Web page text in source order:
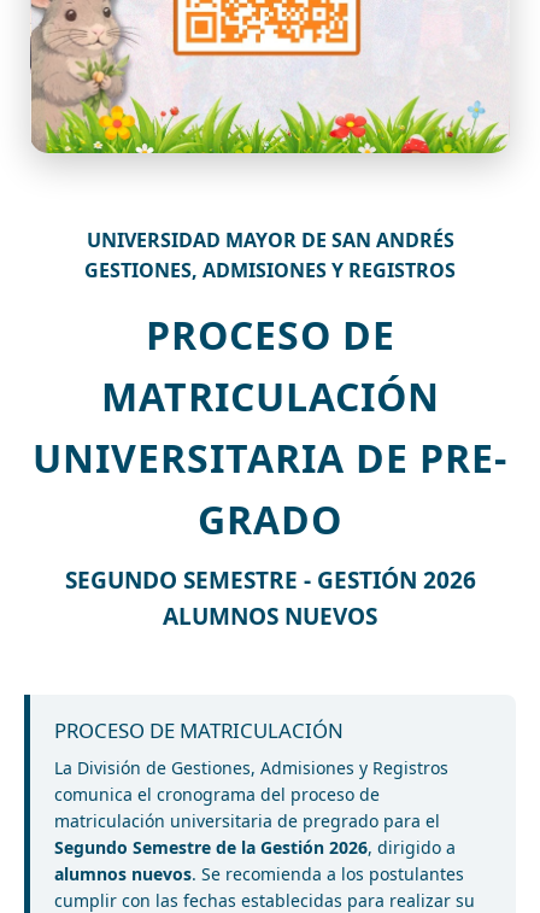
UNIVERSIDAD MAYOR DE SAN ANDRÉS
GESTIONES, ADMISIONES Y REGISTROS
PROCESO DE
MATRICULACIÓN
UNIVERSITARIA DE PRE-
GRADO
SEGUNDO SEMESTRE - GESTIÓN 2026
ALUMNOS NUEVOS
PROCESO DE MATRICULACIÓN
La División de Gestiones, Admisiones y Registros
comunica el cronograma del proceso de
matriculación universitaria de pregrado para el
Segundo Semestre de la Gestión 2026, dirigido a
alumnos nuevos. Se recomienda a los postulantes
cumplir con las fechas establecidas para realizar su